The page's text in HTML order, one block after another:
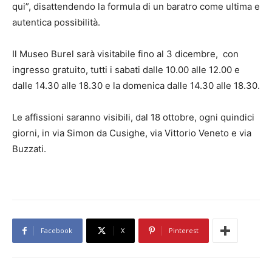
qui”, disattendendo la formula di un baratro come ultima e
autentica possibilità.
Il Museo Burel sarà visitabile fino al 3 dicembre, con
ingresso gratuito, tutti i sabati dalle 10.00 alle 12.00 e
dalle 14.30 alle 18.30 e la domenica dalle 14.30 alle 18.30.
Le affissioni saranno visibili, dal 18 ottobre, ogni quindici
giorni, in via Simon da Cusighe, via Vittorio Veneto e via
Buzzati.
Facebook X Pinterest